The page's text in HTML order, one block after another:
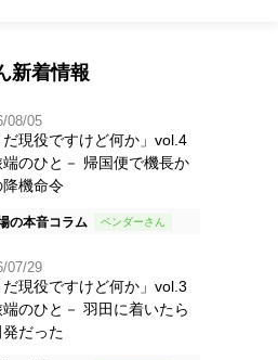
新着情報
08/05
だ現役ですけど何か」vol.4
端のひと－ 帰国便で機長か
降機命令
の本音コラム
07/29
だ現役ですけど何か」vol.3
端のひと－ 羽田に着いたら
発だった